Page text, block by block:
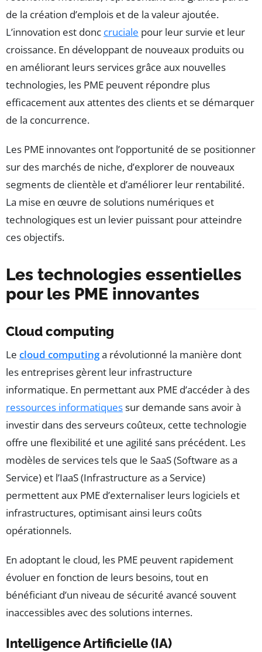
de la création d’emplois et de la valeur ajoutée.
L’innovation est donc cruciale pour leur survie et leur
croissance. En développant de nouveaux produits ou
en améliorant leurs services grâce aux nouvelles
technologies, les PME peuvent répondre plus
efficacement aux attentes des clients et se démarquer
de la concurrence.
Les PME innovantes ont l’opportunité de se positionner
sur des marchés de niche, d’explorer de nouveaux
segments de clientèle et d’améliorer leur rentabilité.
La mise en œuvre de solutions numériques et
technologiques est un levier puissant pour atteindre
ces objectifs.
Les technologies essentielles
pour les PME innovantes
Cloud computing
Le cloud computinga révolutionné la manière dont
les entreprises gèrent leur infrastructure
informatique. En permettant aux PME d’accéder à des
ressources informatiquessur demande sans avoir à
investir dans des serveurs coûteux, cette technologie
offre une flexibilité et une agilité sans précédent. Les
modèles de services tels que le SaaS (Software as a
Service) et l’IaaS (Infrastructure as a Service)
permettent aux PME d’externaliser leurs logiciels et
infrastructures, optimisant ainsi leurs coûts
opérationnels.
En adoptant le cloud, les PME peuvent rapidement
évoluer en fonction de leurs besoins, tout en
bénéficiant d’un niveau de sécurité avancé souvent
inaccessibles avec des solutions internes.
Intelligence Artificielle (IA)